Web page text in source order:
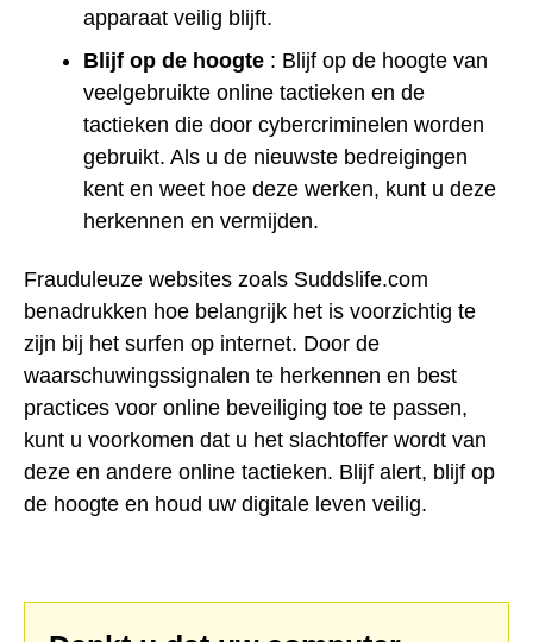
apparaat veilig blijft.
Blijf op de hoogte : Blijf op de hoogte van
veelgebruikte online tactieken en de
tactieken die door cybercriminelen worden
gebruikt. Als u de nieuwste bedreigingen
kent en weet hoe deze werken, kunt u deze
herkennen en vermijden.
Frauduleuze websites zoals Suddslife.com
benadrukken hoe belangrijk het is voorzichtig te
zijn bij het surfen op internet. Door de
waarschuwingssignalen te herkennen en best
practices voor online beveiliging toe te passen,
kunt u voorkomen dat u het slachtoffer wordt van
deze en andere online tactieken. Blijf alert, blijf op
de hoogte en houd uw digitale leven veilig.